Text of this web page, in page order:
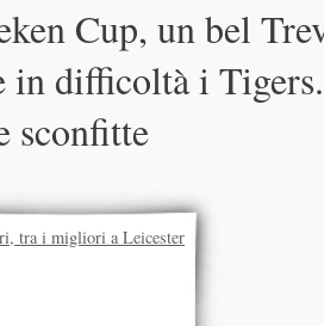
Cup, un bel
in difficoltà i Tigers.
sconfitte